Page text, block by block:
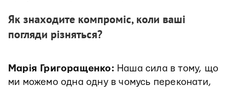
Як знаходите компроміс, коли ваші
погляди різняться?
Марія Григоращенко: Наша сила в тому, що
ми можемо одна одну в чомусь переконати,